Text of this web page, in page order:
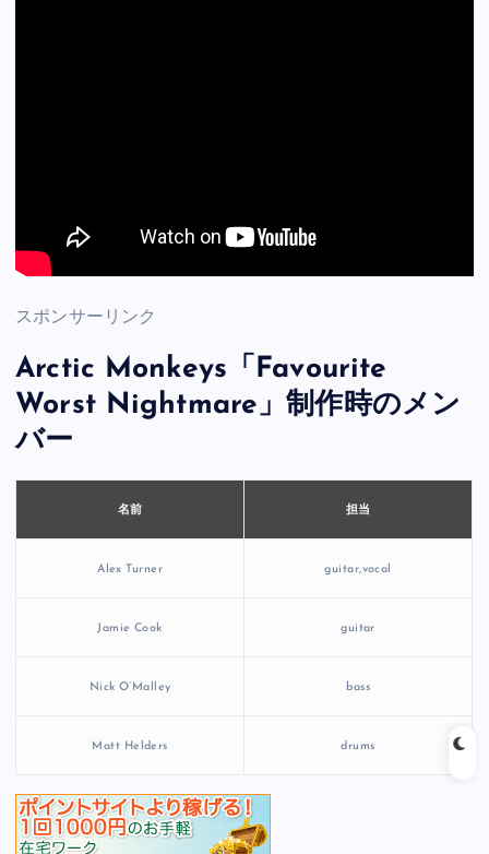
スポンサーリンク
Arctic Monkeys「Favourite
Worst Nightmare」制作時のメン
バー
名前 担当
Alex Turner guitar,vocal
Jamie Cook guitar
Nick O’Malley bass
Matt Helders drums